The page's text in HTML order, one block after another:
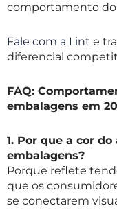
comportamento
Fale com a Lint e
diferencial
FAQ:
embalagens em
1. Por que a cor
embalagens?
Porque reflete
que os
se conectarem